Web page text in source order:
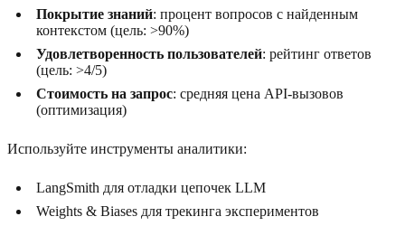
Покрытие знаний: процент вопросов с найденным
контекстом (цель: >90%)
Удовлетворенность пользователей: рейтинг ответов
(цель: >4/5)
Стоимость на запрос: средняя цена API-вызовов
(оптимизация)
Используйте инструменты аналитики:
LangSmith для отладки цепочек LLM
Weights & Biases для трекинга экспериментов